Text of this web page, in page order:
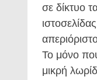
σε δίκτυο
Το μόνο
μικρή